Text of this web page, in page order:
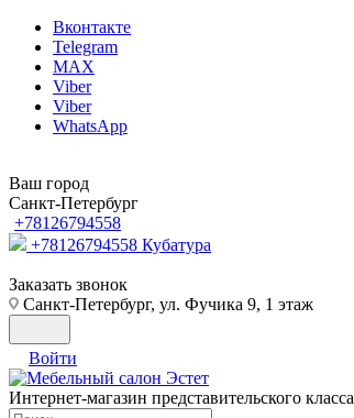
Вконтакте
Telegram
MAX
Viber
Viber
WhatsApp
Ваш город
Санкт-Петербург
+78126794558
+78126794558 Кубатура
Заказать звонок
Санкт-Петербург, ул. Фучика 9, 1 этаж
Войти
Интернет-магазин представительского класса